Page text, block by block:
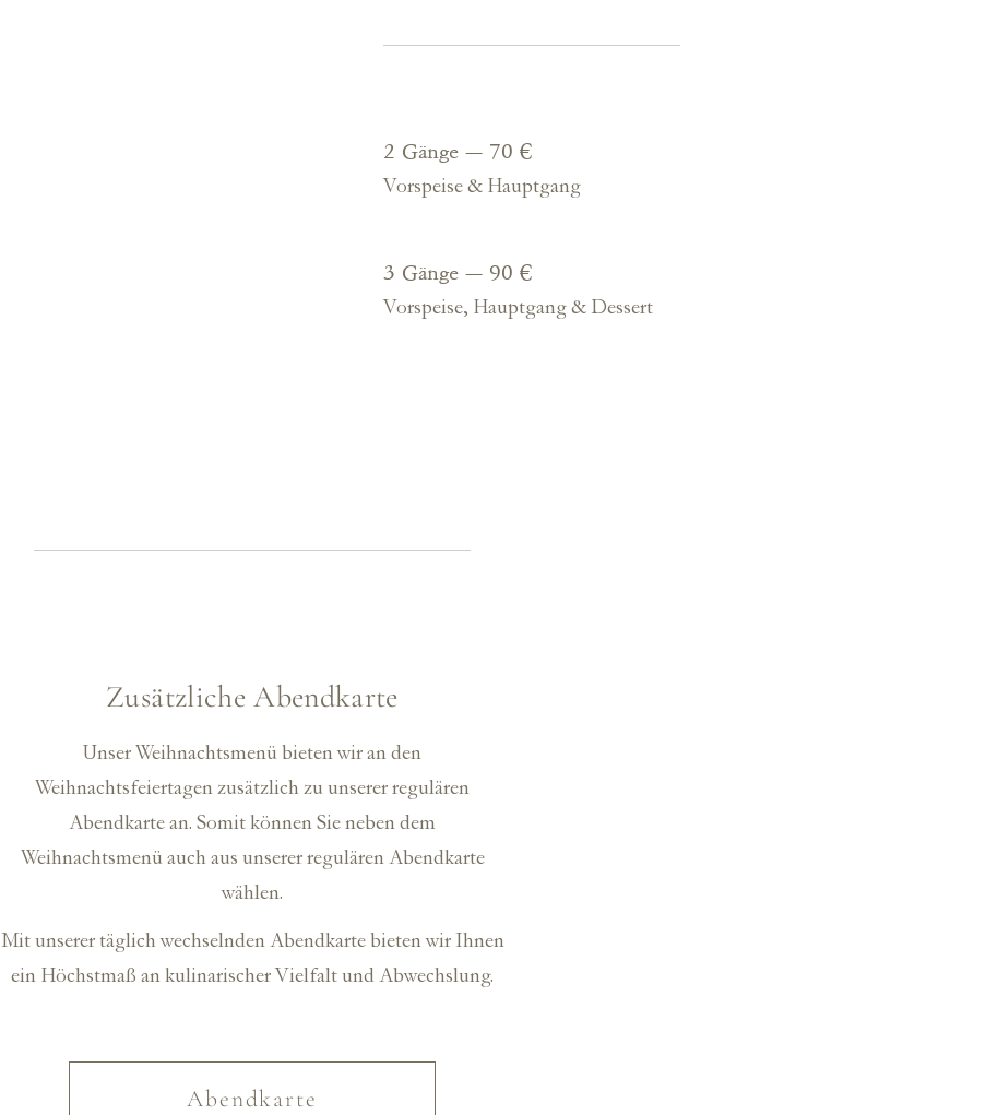
2 Gänge — 70 €
Vorspeise & Hauptgang
3 Gänge — 90 €
Vorspeise, Hauptgang & Dessert
Zusätzliche Abendkarte
Unser Weihnachtsmenü bieten wir an den
Weihnachtsfeiertagen zusätzlich zu unserer regulären
Abendkarte an. Somit können Sie neben dem
Weihnachtsmenü auch aus unserer regulären Abendkarte
wählen.
Mit unserer täglich wechselnden Abendkarte bieten wir Ihnen
ein Höchstmaß an kulinarischer Vielfalt und Abwechslung.
Abendkarte